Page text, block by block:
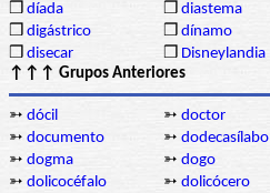
❒ díada ❒ diastema
❒ digástrico ❒ dínamo
❒ disecar ❒ Disneylandia
↑↑↑ Grupos Anteriores
➳ dócil ➳ doctor
➳ documento ➳ dodecasílabo
➳ dogma ➳ dogo
➳ dolicocéfalo ➳ dolicócero